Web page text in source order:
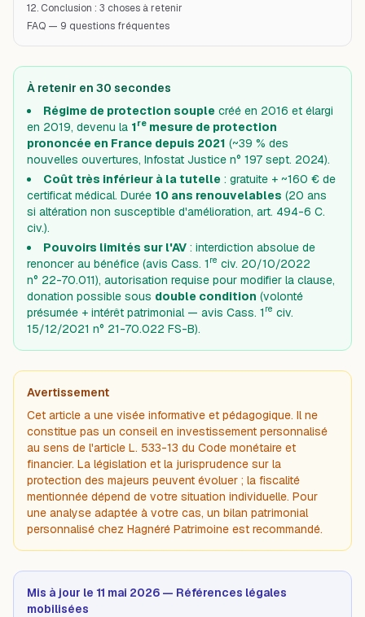
12. Conclusion : 3 choses à retenir
FAQ — 9 questions fréquentes
À retenir en 30 secondes
Régime de protection souple créé en 2016 et élargi
en 2019, devenu la 1re mesure de protection
prononcée en France depuis 2021 (~39 % des
nouvelles ouvertures, Infostat Justice n° 197 sept. 2024).
Coût très inférieur à la tutelle : gratuite + ~160 € de
certificat médical. Durée 10 ans renouvelables (20 ans
si altération non susceptible d'amélioration, art. 494-6 C.
civ.).
Pouvoirs limités sur l'AV : interdiction absolue de
renoncer au bénéfice (avis Cass. 1 re civ. 20/10/2022
n° 22-70.011), autorisation requise pour modifier la clause,
donation possible sous double condition (volonté
présumée + intérêt patrimonial — avis Cass. 1 re civ.
15/12/2021 n° 21-70.022 FS-B).
Avertissement
Cet article a une visée informative et pédagogique. Il ne
constitue pas un conseil en investissement personnalisé
au sens de l'article L. 533-13 du Code monétaire et
financier. La législation et la jurisprudence sur la
protection des majeurs peuvent évoluer ; la fiscalité
mentionnée dépend de votre situation individuelle. Pour
une analyse adaptée à votre cas, un bilan patrimonial
personnalisé chez Hagnéré Patrimoine est recommandé.
Mis à jour le 11 mai 2026 — Références légales
mobilisées